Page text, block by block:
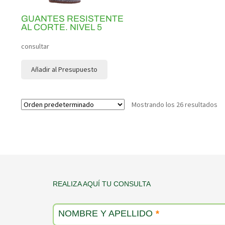
GUANTES RESISTENTE
AL CORTE. NIVEL 5
consultar
Añadir al Presupuesto
Mostrando los 26 resultados
Contacto
REALIZA AQUÍ TU CONSULTA
NOMBRE Y APELLIDO *